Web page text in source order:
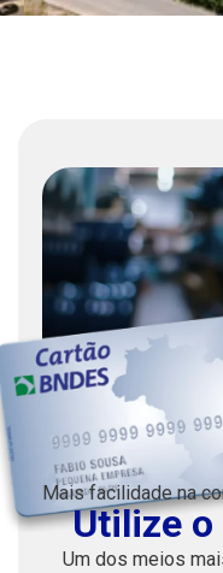
Mais facilidade na
Utilize o
Um dos meios